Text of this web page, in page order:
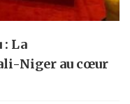
: La
Niger au cœur